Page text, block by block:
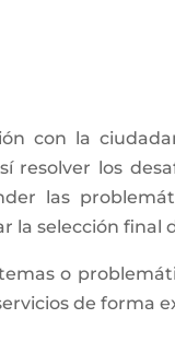
con la
resolver los
las
la selección final
o
de forma